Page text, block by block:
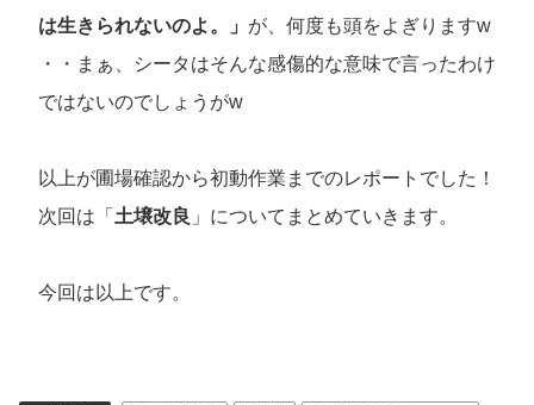
は生きられないのよ。」 が、何度も頭をよぎりますw
・・まぁ、シータはそんな感傷的な意味で言ったわけ
ではないのでしょうがw
以上が圃場確認から初動作業までのレポートでした！
次回は「 土壌改良 」についてまとめていきます。
今回は以上です。